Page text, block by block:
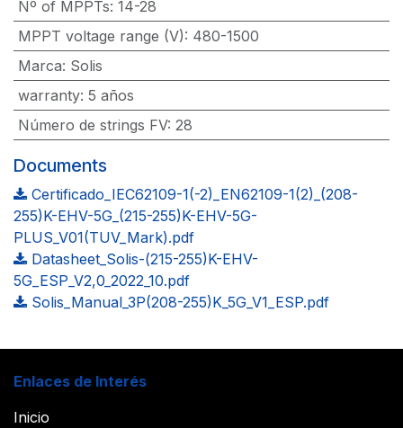
Nº of MPPTs: 14-28
MPPT voltage range (V): 480-1500
Marca: Solis
warranty: 5 años
Número de strings FV: 28
Documents
Certificado_IEC62109-1(-2)_EN62109-1(2)_(208-
255)K-EHV-5G_(215-255)K-EHV-5G-
PLUS_V01(TUV_Mark).pdf
Datasheet_Solis-(215-255)K-EHV-
5G_ESP_V2,0_2022_10.pdf
Solis_Manual_3P(208-255)K_5G_V1_ESP.pdf
Enlaces de Interés
Inicio